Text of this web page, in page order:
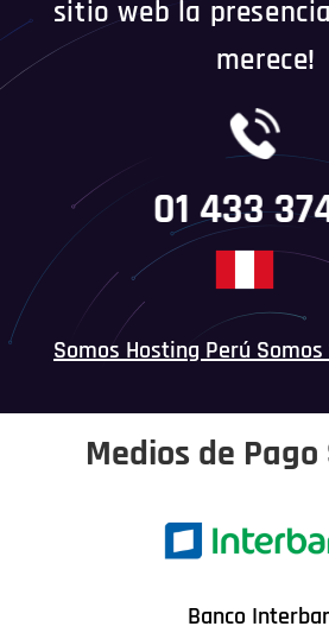
sitio web la
merece!
01 433
Somos Hosting Perú
Medios de
Banco